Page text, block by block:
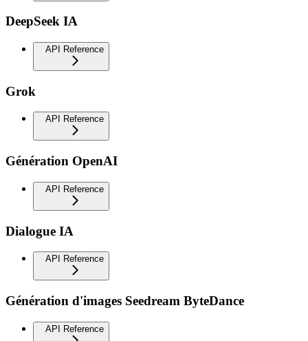
DeepSeek IA
API Reference
Grok
API Reference
Génération OpenAI
API Reference
Dialogue IA
API Reference
Génération d'images Seedream ByteDance
API Reference